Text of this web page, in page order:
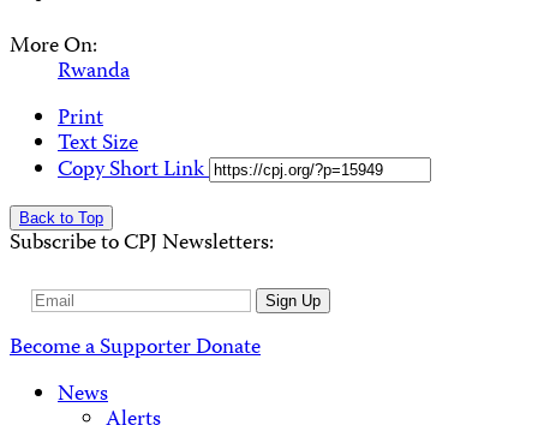
More On:
Rwanda
Print
Text Size
Copy Short Link
Back to Top
Subscribe to CPJ Newsletters:
Email
Sign Up
Become a SupporterDonate
News